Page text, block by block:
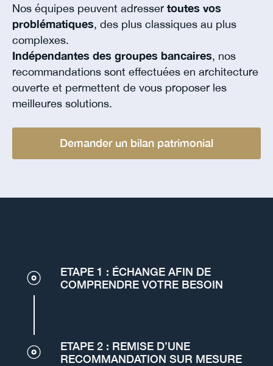
Nos équipes peuvent adresser toutes vos
problématiques, des plus classiques au plus
complexes.
Indépendantes des groupes bancaires, nos
recommandations sont effectuées en architecture
ouverte et permettent de vous proposer les
meilleures solutions.
Demander un bilan patrimonial
ETAPE 1 : ÉCHANGE AFIN DE
COMPRENDRE VOTRE BESOIN
ETAPE 2 : REMISE D’UNE
RECOMMANDATION SUR MESURE